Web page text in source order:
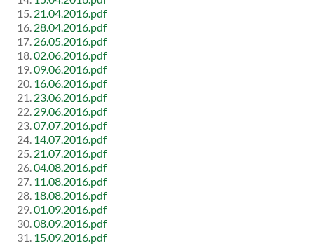
21.04.2016.pdf
28.04.2016.pdf
26.05.2016.pdf
02.06.2016.pdf
09.06.2016.pdf
16.06.2016.pdf
23.06.2016.pdf
29.06.2016.pdf
07.07.2016.pdf
14.07.2016.pdf
21.07.2016.pdf
04.08.2016.pdf
11.08.2016.pdf
18.08.2016.pdf
01.09.2016.pdf
08.09.2016.pdf
15.09.2016.pdf